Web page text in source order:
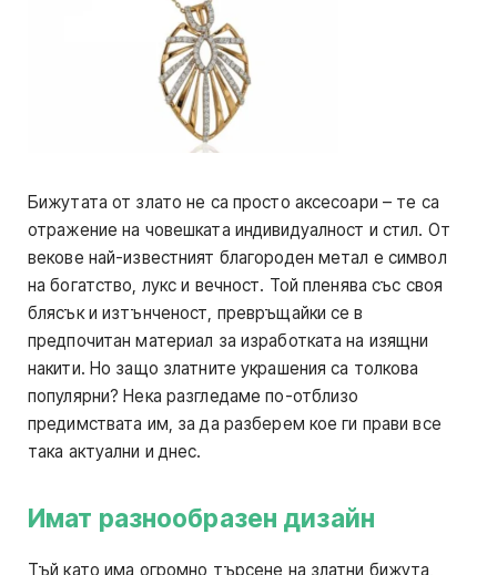
Бижутата от злато не са просто аксесоари – те са
отражение на човешката индивидуалност и стил. От
векове най-известният благороден метал е символ
на богатство, лукс и вечност. Той пленява със своя
блясък и изтънченост, превръщайки се в
предпочитан материал за изработката на изящни
накити. Но защо златните украшения са толкова
популярни? Нека разгледаме по-отблизо
предимствата им, за да разберем кое ги прави все
така актуални и днес.
Имат разнообразен дизайн
Тъй като има огромно търсене на златни бижута,